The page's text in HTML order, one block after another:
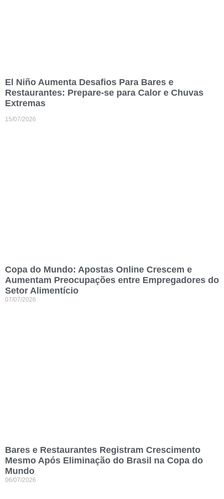
El Niño Aumenta Desafios Para Bares e
Restaurantes: Prepare-se para Calor e Chuvas
Extremas
15/07/2026
Copa do Mundo: Apostas Online Crescem e
Aumentam Preocupações entre Empregadores do
Setor Alimentício
07/07/2026
Bares e Restaurantes Registram Crescimento
Mesmo Após Eliminação do Brasil na Copa do
Mundo
06/07/2026